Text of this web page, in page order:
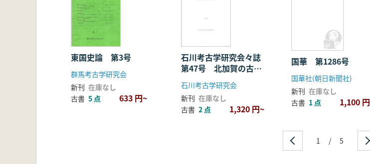
東国史論 第3号
群馬考古学研究会
新刊 在庫なし
古書 5 点 633 円~
石川考古学研究会々誌
第47号 北加賀の古代
石川考古学研究会
新刊 在庫なし
古書 2 点 1,320 円~
国華 第1286号
国華社(朝日新聞社)
新刊 在庫なし
古書 1 点 1,100 円
1 / 5